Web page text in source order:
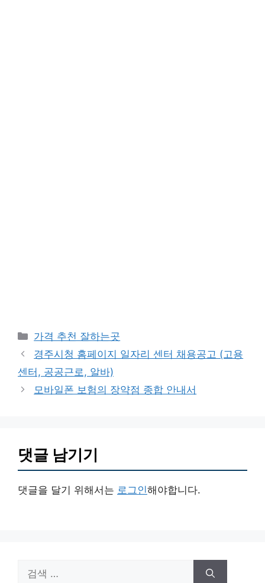
카
테
고
리
가격 추천 잘하는곳
경주시청 홈페이지 일자리 센터 채용공고 (고용
센터, 공공근로, 알바)
모바일폰 보험의 장약점 종합 안내서
댓글 남기기
댓글을 달기 위해서는 로그인해야합니다.